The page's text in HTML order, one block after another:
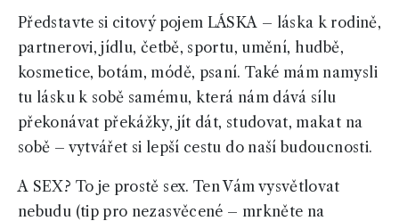
Představte si citový pojem LÁSKA – láska k rodině,
partnerovi, jídlu, četbě, sportu, umění, hudbě,
kosmetice, botám, módě, psaní. Také mám namysli
tu lásku k sobě samému, která nám dává sílu
překonávat překážky, jít dát, studovat, makat na
sobě – vytvářet si lepší cestu do naší budoucnosti.
A SEX? To je prostě sex. Ten Vám vysvětlovat
nebudu (tip pro nezasvěcené – mrkněte na